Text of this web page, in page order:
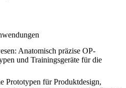
: Anatomisch präzise OP-
und Trainingsgeräte für die
Prototypen für Produktdesign,